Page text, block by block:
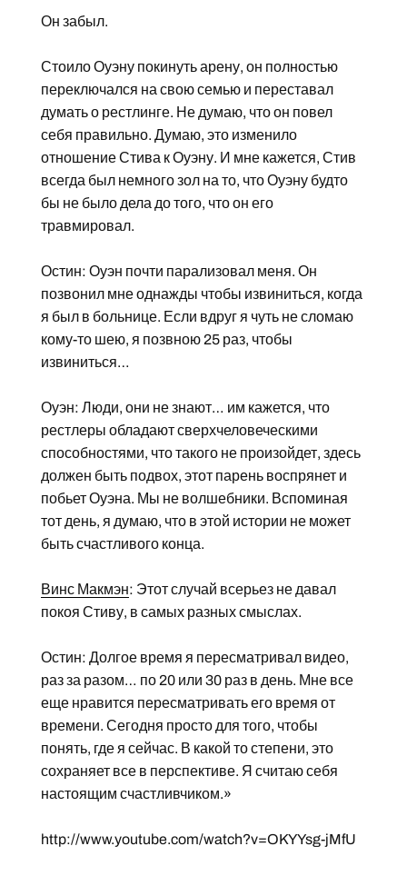
Он забыл.
Стоило Оуэну покинуть арену, он полностью
переключался на свою семью и переставал
думать о рестлинге. Не думаю, что он повел
себя правильно. Думаю, это изменило
отношение Стива к Оуэну. И мне кажется, Стив
всегда был немного зол на то, что Оуэну будто
бы не было дела до того, что он его
травмировал.
Остин: Оуэн почти парализовал меня. Он
позвонил мне однажды чтобы извиниться, когда
я был в больнице. Если вдруг я чуть не сломаю
кому-то шею, я позвною 25 раз, чтобы
извиниться…
Оуэн: Люди, они не знают… им кажется, что
рестлеры обладают сверхчеловеческими
способностями, что такого не произойдет, здесь
должен быть подвох, этот парень воспрянет и
побьет Оуэна. Мы не волшебники. Вспоминая
тот день, я думаю, что в этой истории не может
быть счастливого конца.
Винс Макмэн: Этот случай всерьез не давал
покоя Стиву, в самых разных смыслах.
Остин: Долгое время я пересматривал видео,
раз за разом… по 20 или 30 раз в день. Мне все
еще нравится пересматривать его время от
времени. Сегодня просто для того, чтобы
понять, где я сейчас. В какой то степени, это
сохраняет все в перспективе. Я считаю себя
настоящим счастливчиком.»
http://www.youtube.com/watch?v=OKYYsg-jMfU